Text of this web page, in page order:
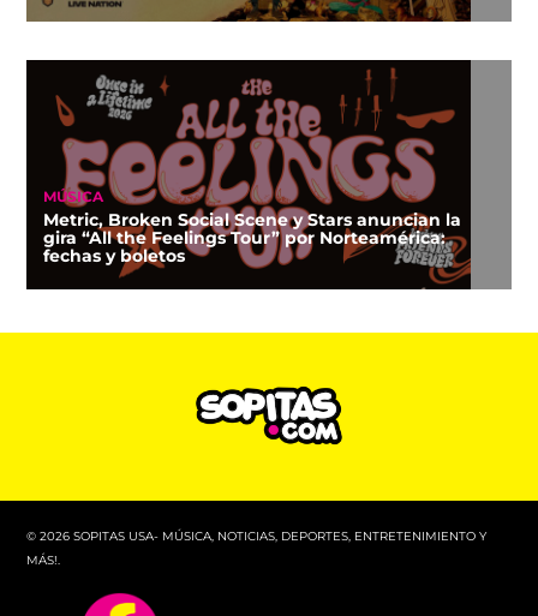
MÚSICA
Metric, Broken Social Scene y Stars anuncian la
gira “All the Feelings Tour” por Norteamérica:
fechas y boletos
© 2026 SOPITAS USA- MÚSICA, NOTICIAS, DEPORTES, ENTRETENIMIENTO Y
MÁS!.